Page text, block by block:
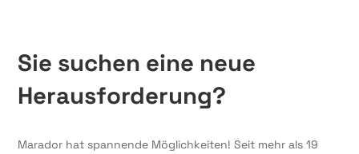
Sie suchen eine neue
Herausforderung?
Marador hat spannende Möglichkeiten! Seit mehr als 19